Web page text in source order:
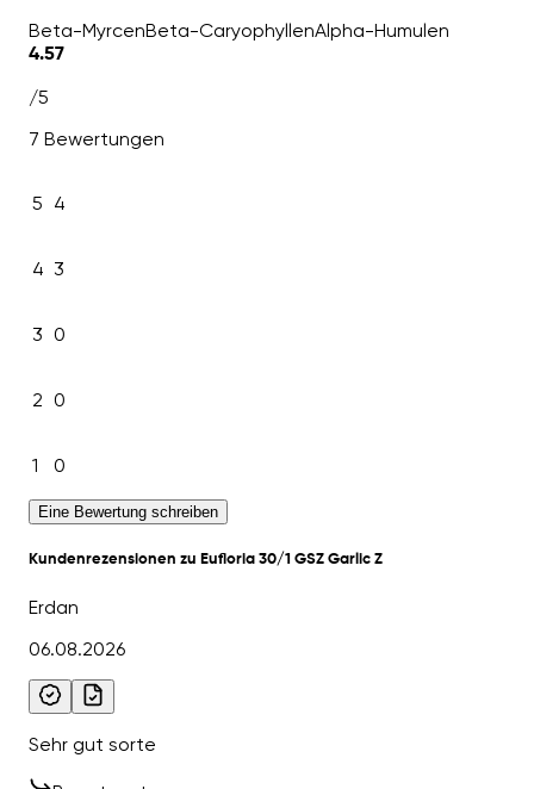
Beta-MyrcenBeta-CaryophyllenAlpha-Humulen
4.57
/5
7 Bewertungen
5 4
4 3
3 0
2 0
1 0
Eine Bewertung schreiben
Kundenrezensionen zu Eufloria 30/1 GSZ Garlic Z
Erdan
06.08.2026
Sehr gut sorte